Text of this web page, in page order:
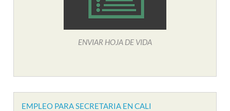
ENVIAR HOJA DE VIDA
EMPLEO PARA SECRETARIA EN CALI